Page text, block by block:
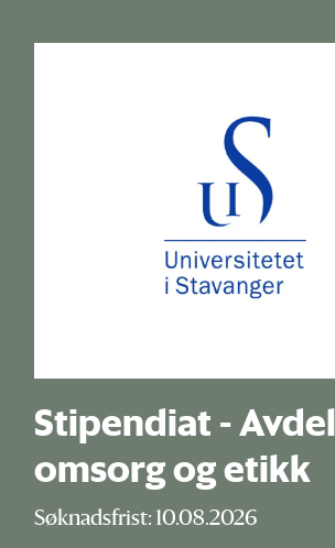
Stipendiat -
omsorg og etikk
Søknadsfrist: 10.08.2026